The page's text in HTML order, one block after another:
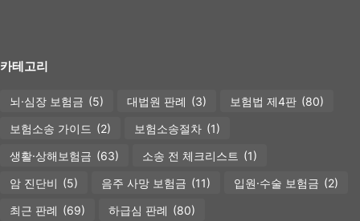
카테고리
뇌·심장 보험금 (5) 대법원 판례 (3) 보험법 제4판 (80)
보험소송 가이드 (2) 보험소송절차 (1)
생활·상해보험금 (63) 소송 전 체크리스트 (1)
암 진단비 (5) 음주 사망 보험금 (11) 입원·수술 보험금 (2)
최근 판례 (69) 하급심 판례 (80)